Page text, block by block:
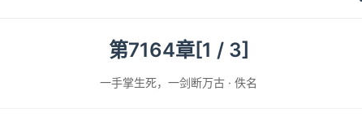
第7164章[1 / 3]
一手掌生死，一剑断万古 · 佚名